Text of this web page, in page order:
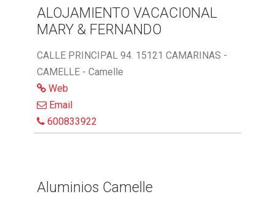
ALOJAMIENTO VACACIONAL
MARY & FERNANDO
CALLE PRINCIPAL 94. 15121 CAMARINAS -
CAMELLE - Camelle
Web
Email
600833922
Aluminios Camelle